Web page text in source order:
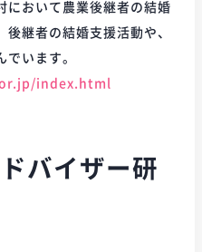
において農業後継者の結婚
継者の結婚支援活動や、
でいます。
index.html
バイザー研